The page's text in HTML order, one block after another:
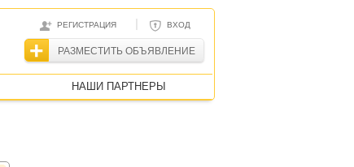
РЕГИСТРАЦИЯ | ВХОД
РАЗМЕСТИТЬ ОБЪЯВЛЕНИЕ
НАШИ ПАРТНЕРЫ